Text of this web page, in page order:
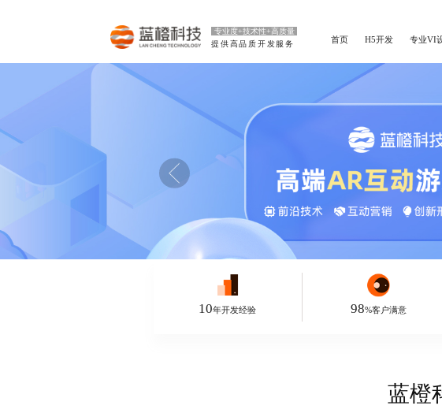
专业度+技术性+高质量
提供高品质开发服务
首页 H5开发 专业VI
10年开发经验 98%客户满意
蓝橙